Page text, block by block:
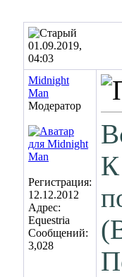
01.09.2019,
04:03
Midnight
Man
Модератор
Регистрация:
12.12.2012
Адрес:
Equestria
Сообщений:
3,028
К